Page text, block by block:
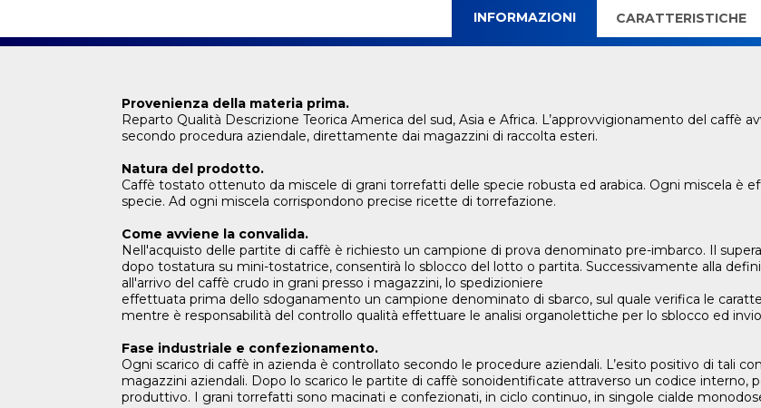
INFORMAZIONI CARATTERISTICHE
Provenienza della materia prima.
Reparto Qualità Descrizione Teorica America del sud, Asia e Africa. L’approvvigionamento del caffè
secondo procedura aziendale, direttamente dai magazzini di raccolta esteri.
Natura del prodotto.
Caffè tostato ottenuto da miscele di grani torrefatti delle specie robusta ed arabica. Ogni miscela è
specie. Ad ogni miscela corrispondono precise ricette di torrefazione.
Come avviene la convalida.
Nell'acquisto delle partite di caffè è richiesto un campione di prova denominato pre-imbarco. Il
dopo tostatura su mini-tostatrice, consentirà lo sblocco del lotto o partita. Successivamente alla
all'arrivo del caffè crudo in grani presso i magazzini, lo spedizioniere
effettuata prima dello sdoganamento un campione denominato di sbarco, sul quale verifica le
mentre è responsabilità del controllo qualità effettuare le analisi organolettiche per lo sblocco ed
Fase industriale e confezionamento.
Ogni scarico di caffè in azienda è controllato secondo le procedure aziendali. L’esito positivo di tali
magazzini aziendali. Dopo lo scarico le partite di caffè sonoidentificate attraverso un codice interno,
produttivo. I grani torrefatti sono macinati e confezionati, in ciclo continuo, in singole cialde